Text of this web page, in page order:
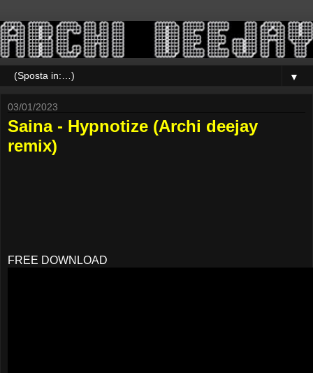
▼
03/01/2023
Saina - Hypnotize (Archi deejay
remix)
FREE DOWNLOAD